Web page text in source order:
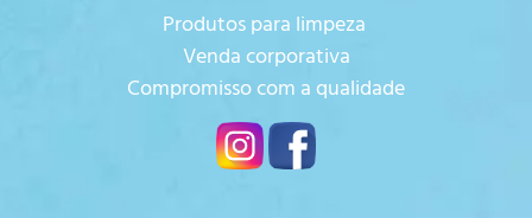
Produtos para limpeza
Venda corporativa
Compromisso com a qualidade